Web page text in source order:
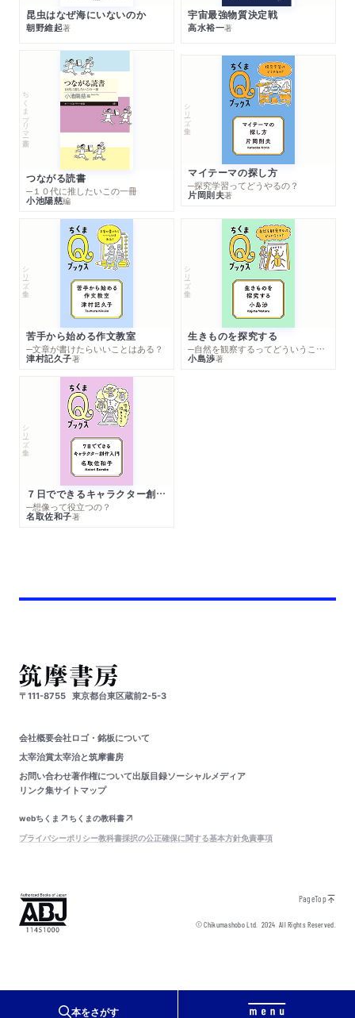
本をさがす
昆虫はなぜ海にいないのか
朝野維起著
宇宙最強物質決定戦
高水裕一著
ちくまプリマー新書
つながる読書
─１０代に推したいこの一冊
小池陽慈編
シリーズ・全集
マイテーマの探し方
─探究学習ってどうやるの？
片岡則夫著
シリーズ・全集
苦手から始める作文教室
─文章が書けたらいいことはある？
津村記久子著
シリーズ・全集
生きものを探究する
─自然を観察するってどういうこと？
小島渉著
シリーズ・全集
７日でできるキャラクター創作入門
─想像って役立つの？
名取佐和子著
〒111-8755 東京都台東区蔵前2-5-3
会社概要会社ロゴ・銘板について
太宰治賞太宰治と筑摩書房
お問い合わせ著作権について出版目録ソーシャルメディア
リンク集サイトマップ
webちくま
ちくまの教科書
プライバシーポリシー教科書採択の公正確保に関する基本方針免責事項
PageTop
© Chikumashobo Ltd.2024 All Rights Reserved.